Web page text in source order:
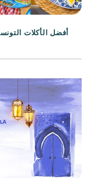
أفضل الأكلات